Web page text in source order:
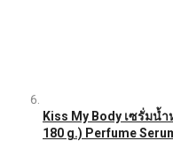
Kiss My Body เซรั่มน้
180 g.) Perfume